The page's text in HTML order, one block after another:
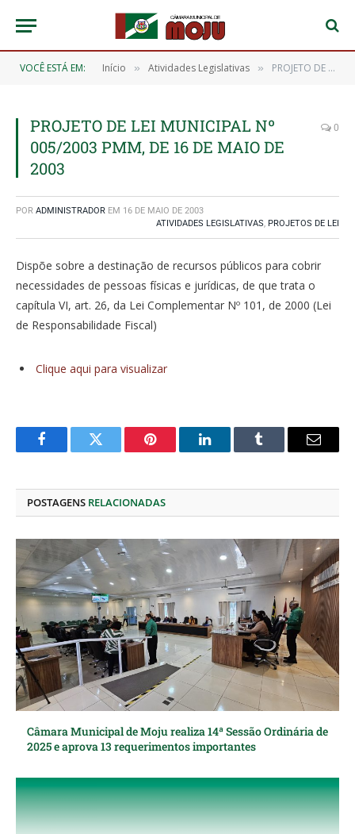
VOCÊ ESTÁ EM: Início » Atividades Legislativas » PROJETO DE LEI MUNICIPAL Nº 005/2003 PMM, DE 16 DE MAIO DE 2003
PROJETO DE LEI MUNICIPAL Nº
005/2003 PMM, DE 16 DE MAIO DE
2003
0
POR ADMINISTRADOR EM 16 DE MAIO DE 2003
ATIVIDADES LEGISLATIVAS, PROJETOS DE LEI
Dispõe sobre a destinação de recursos públicos para cobrir
necessidades de pessoas físicas e jurídicas, de que trata o
capítula VI, art. 26, da Lei Complementar Nº 101, de 2000 (Lei
de Responsabilidade Fiscal)
Clique aqui para visualizar
FacebookTwitter Pinterest O
Tumblr
E-
POSTAGENS RELACIONADAS
Câmara Municipal de Moju realiza 14ª Sessão Ordinária de
2025 e aprova 13 requerimentos importantes